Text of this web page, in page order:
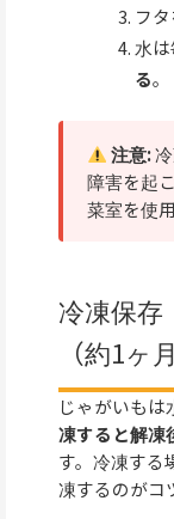
フ
水は
る。
注意:冷
障害を起
菜室を使
冷凍保存
（約1ヶ月
じゃがいもは
凍すると解凍
す。冷凍する
凍するのがコ